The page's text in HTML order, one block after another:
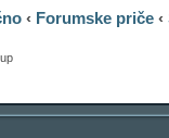
‹ Forumske priče ‹